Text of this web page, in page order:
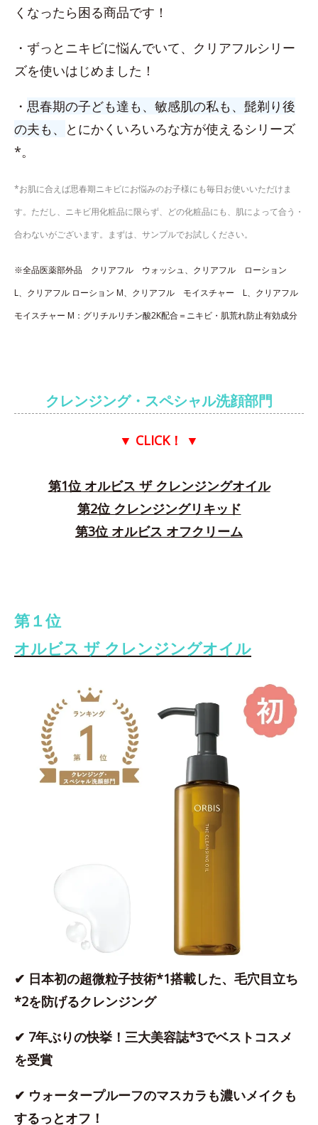
くなったら困る商品です！
・ずっとニキビに悩んでいて、クリアフルシリー
ズを使いはじめました！
・ 思春期の子ども達も、敏感肌の私も、髭剃り後
の夫も、
とにかくいろいろな方が使えるシリーズ
*。
*お肌に合えば思春期ニキビにお悩みのお子様にも毎日お使いいただけま
す。ただし、ニキビ用化粧品に限らず、どの化粧品にも、肌によって合う・
合わないがございます。まずは、サンプルでお試しください。
※全品医薬部外品 クリアフル ウォッシュ、​クリアフル ローション
L、​クリアフル ローション M、クリアフル モイスチャー L、クリアフル
モイスチャー M：グリチルリチン酸2K配合＝ニキビ・肌荒れ防止有効成分
クレンジング・スペシャル洗顔部門
▼ CLICK！ ▼
第1位 オルビス ザ クレンジングオイル
第2位 クレンジングリキッド
第3位 オルビス オフクリーム
第１位
オルビス ザ クレンジングオイル
✔ 日本初の超微粒子技術*1搭載した、毛穴目立ち
*2を防げるクレンジング
✔ 7年ぶりの快挙！三大美容誌*3でベストコスメ
を受賞
✔ ウォータープルーフのマスカラも濃いメイクも
するっとオフ！